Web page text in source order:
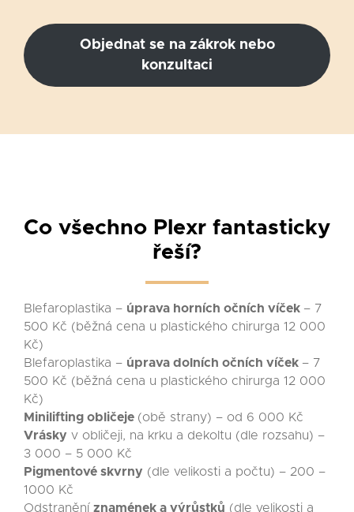
Objednat se na zákrok nebo
konzultaci
Co všechno Plexr fantasticky
řeší?
Blefaroplastika – úprava horních očních víček – 7
500 Kč (běžná cena u plastického chirurga 12 000
Kč)
Blefaroplastika – úprava dolních očních víček – 7
500 Kč (běžná cena u plastického chirurga 12 000
Kč)
Minilifting obličeje (obě strany) – od 6 000 Kč
Vrásky v obličeji, na krku a dekoltu (dle rozsahu) –
3 000 – 5 000 Kč
Pigmentové skvrny (dle velikosti a počtu) – 200 –
1000 Kč
Odstranění znamének a výrůstků (dle velikosti a